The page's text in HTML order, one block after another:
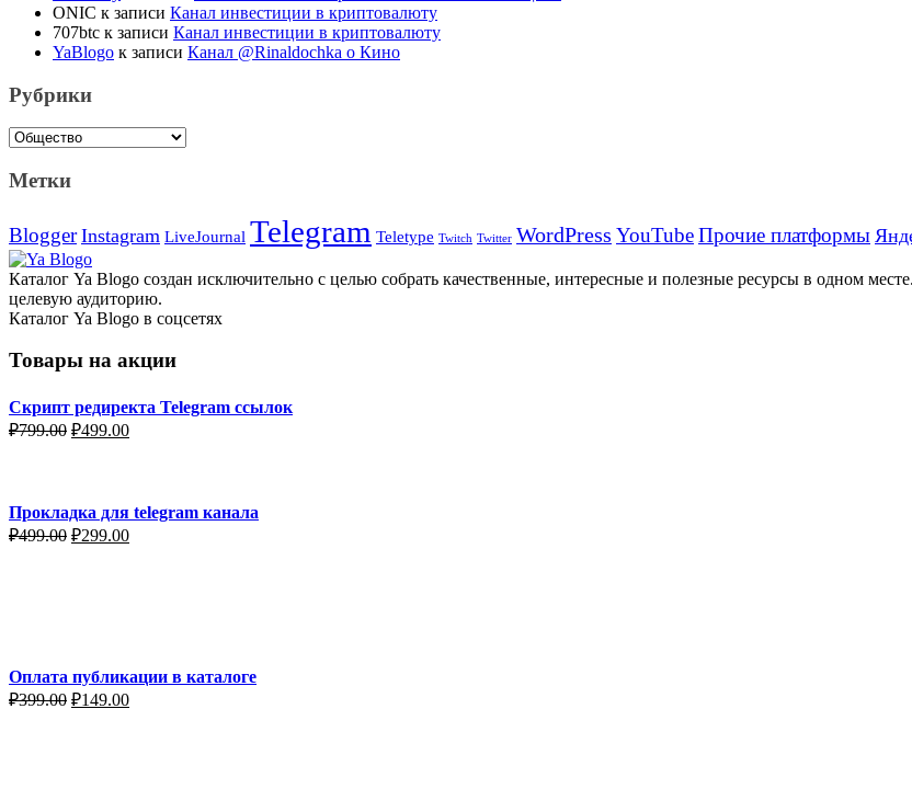
ONIC к записи Канал инвестиции в криптовалюту
707btc к записи Канал инвестиции в криптовалюту
YaBlogo к записи Канал @Rinaldochka о Кино
Рубрики
Рубрики
Метки
Blogger Instagram LiveJournal Telegram Teletype Twitch Twitter WordPress YouTubeПрочие платформы
Каталог Ya Blogo создан исключительно с целью собрать качественные, интересные и полезные ресурсы в одном
целевую аудиторию.
Каталог Ya Blogo в соцсетях
Товары на акции
Скрипт редиректа Telegram ссылок
₽799.00 Первоначальная
₽499.00Текущая
Прокладка для telegram канала
₽499.00 Первоначальная
₽299.00Текущая
Оплата публикации в каталоге
₽399.00 Первоначальная
₽149.00Текущая